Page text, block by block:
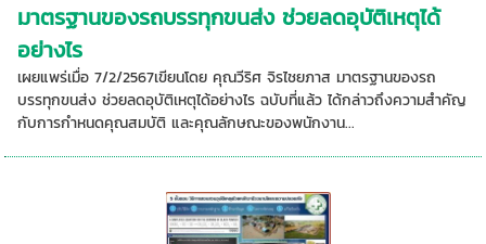
มาตรฐานของรถบรรทุกขนส่ง ช่วยลดอุบัติเหตุได้
อย่างไร
เผยแพร่เมื่อ 7/2/2567เขียนโดย คุณวีริศ จิรไชยภาส มาตรฐานของรถ
บรรทุกขนส่ง ช่วยลดอุบัติเหตุได้อย่างไร ฉบับที่แล้ว ได้กล่าวถึงความสำคัญ
กับการกำหนดคุณสมบัติ และคุณลักษณะของพนักงาน...